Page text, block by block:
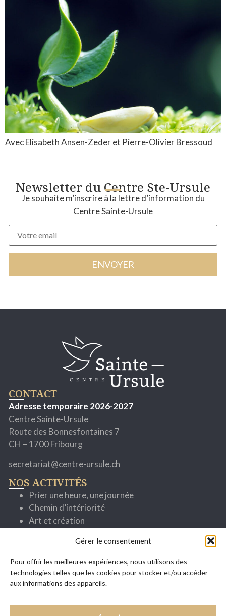
Gérer le consentement
Pour offrir les meilleures expériences, nous utilisons des
technologies telles que les cookies pour stocker et/ou accéder
aux informations des appareils.
Avec Elisabeth Ansen-Zeder et Pierre-Olivier Bressoud
Newsletter du Centre Ste-Ursule
Je souhaite m’inscrire à la lettre d’information du
Centre Sainte-Ursule
CONTACT
Adresse temporaire 2026-2027
Centre Sainte-Ursule
Route des Bonnesfontaines 7
CH – 1700 Fribourg
secretariat@centre-ursule.ch
NOS ACTIVITÉS
Prier une heure, une journée
Chemin d’intériorité
Art et création
Spiritualité ignatienne
Se former pour mieux servir
Evénements
SITUATION / ACCÈS